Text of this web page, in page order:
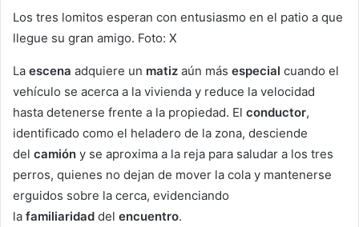
Los tres lomitos esperan con entusiasmo en el patio a que
llegue su gran amigo. Foto: X
La escena adquiere un matiz aún más especial cuando el
vehículo se acerca a la vivienda y reduce la velocidad
hasta detenerse frente a la propiedad. El conductor,
identificado como el heladero de la zona, desciende
del camión y se aproxima a la reja para saludar a los tres
perros, quienes no dejan de mover la cola y mantenerse
erguidos sobre la cerca, evidenciando
la familiaridad del encuentro.